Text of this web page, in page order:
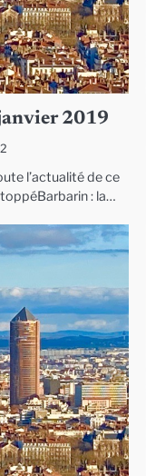
2019
l’actualité de ce
: la…